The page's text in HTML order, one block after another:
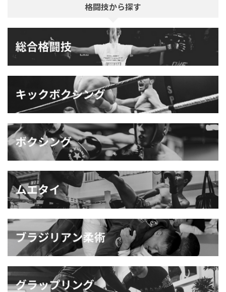
格闘技から探す